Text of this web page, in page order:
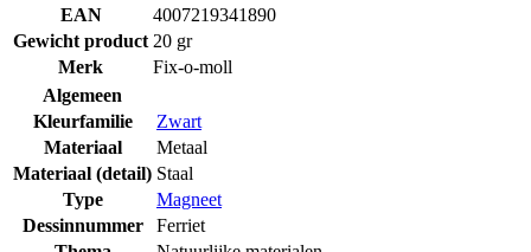
EAN
4007219341890
Gewicht product 20 gr
Merk
Fix-o-moll
Algemeen
Kleurfamilie
Zwart
Materiaal
Metaal
Materiaal (detail) Staal
Type
Magneet
Dessinnummer
Ferriet